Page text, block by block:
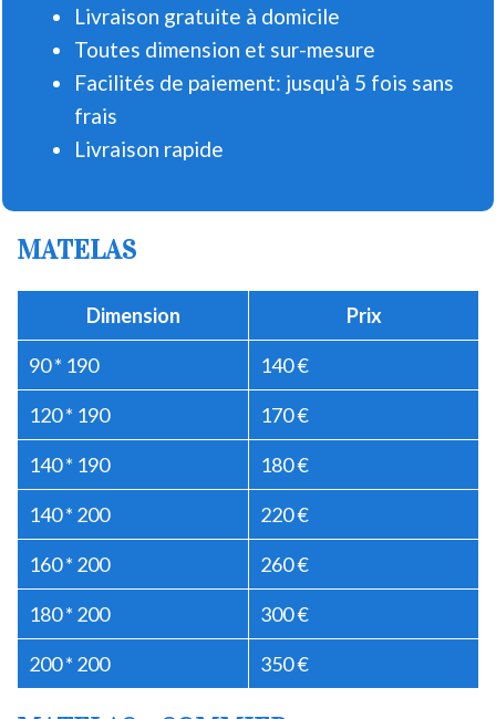
Livraison gratuite à domicile
Toutes dimension et sur-mesure
Facilités de paiement: jusqu'à 5 fois sans
frais
Livraison rapide
MATELAS
Dimension Prix
90 * 190 140 €
120 * 190 170 €
140 * 190 180 €
140 * 200 220 €
160 * 200 260 €
180 * 200 300 €
200 * 200 350 €